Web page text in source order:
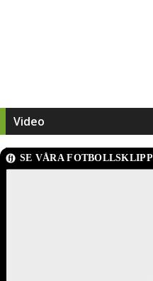
Video
SE VÅRA FOTBOLLSKLIPP